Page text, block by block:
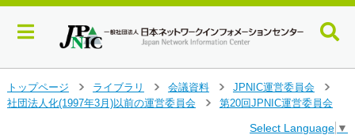
イ
トップページ
>
ライブラリ
>
会議資料
>
JPNIC運営委員会
>
社団法人化(1997年3月)以前の運営委員会
第20回JPNIC運営委員会
Select Language ▼